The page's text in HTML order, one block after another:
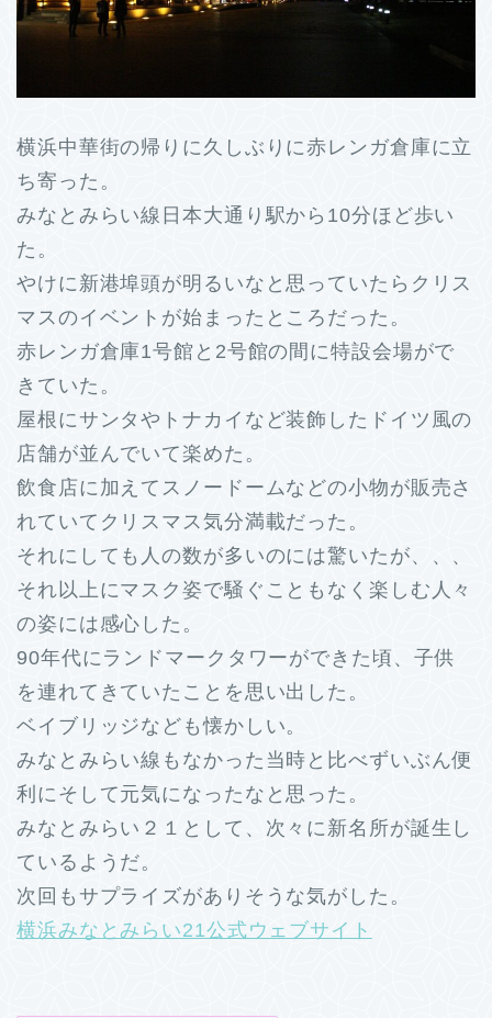
横浜中華街の帰りに久しぶりに赤レンガ倉庫に立
ち寄った。
みなとみらい線日本大通り駅から10分ほど歩い
た。
やけに新港埠頭が明るいなと思っていたらクリス
マスのイベントが始まったところだった。
赤レンガ倉庫1号館と2号館の間に特設会場がで
きていた。
屋根にサンタやトナカイなど装飾したドイツ風の
店舗が並んでいて楽めた。
飲食店に加えてスノードームなどの小物が販売さ
れていてクリスマス気分満載だった。
それにしても人の数が多いのには驚いたが、、、
それ以上にマスク姿で騒ぐこともなく楽しむ人々
の姿には感心した。
90年代にランドマークタワーができた頃、子供
を連れてきていたことを思い出した。
ベイブリッジなども懐かしい。
みなとみらい線もなかった当時と比べずいぶん便
利にそして元気になったなと思った。
みなとみらい２１として、次々に新名所が誕生し
ているようだ。
次回もサプライズがありそうな気がした。
横浜みなとみらい21公式ウェブサイト